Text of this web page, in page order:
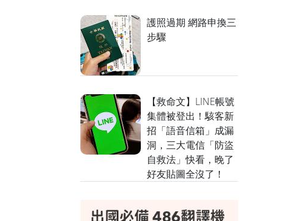
護照過期 網路申換三
步驟
【救命文】LINE帳號
集體被登出！駭客新
招「語音信箱」成漏
洞，三大電信「防盜
自救法」快看，晚了
好友貼圖全沒了！